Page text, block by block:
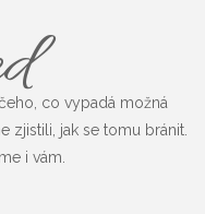
co vypadá možná
zjistili, jak se tomu bránit.
i vám.